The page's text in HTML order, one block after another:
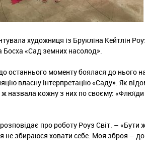
художниця із Брукліна Кейтлін
Босха «Сад земних насолод».
останнього моменту боялася до нього
власну інтерпретацію «Саду». Як
назвала кожну з них по своєму: «Флюїди
про роботу Роуз Світ. – «Бути
збираюся ховати себе. Моя зброя –